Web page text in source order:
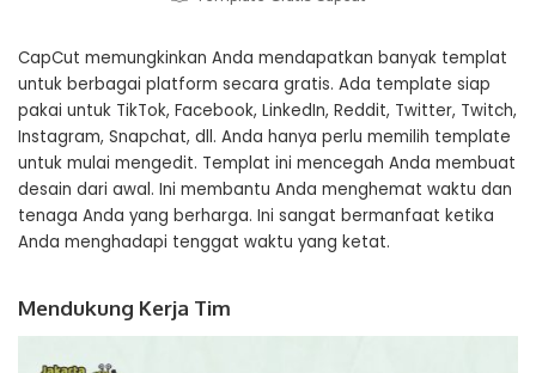
CapCut memungkinkan Anda mendapatkan banyak templat
untuk berbagai platform secara gratis. Ada template siap
pakai untuk TikTok, Facebook, LinkedIn, Reddit, Twitter, Twitch,
Instagram, Snapchat, dll. Anda hanya perlu memilih template
untuk mulai mengedit. Templat ini mencegah Anda membuat
desain dari awal. Ini membantu Anda menghemat waktu dan
tenaga Anda yang berharga. Ini sangat bermanfaat ketika
Anda menghadapi tenggat waktu yang ketat.
Mendukung Kerja Tim